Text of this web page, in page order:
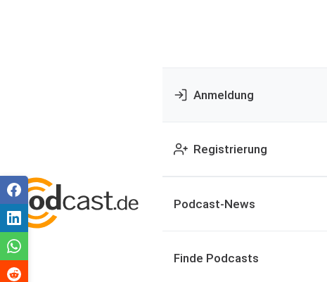
Anmeldung
Registrierung
Podcast-News
Finde Podcasts